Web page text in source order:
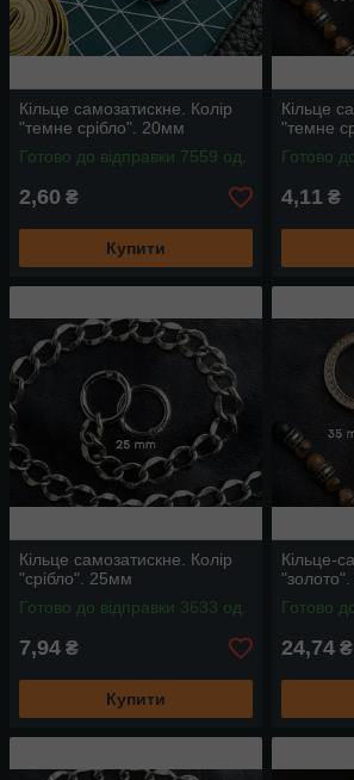
Кільце самозатискне. Колір
"темне срібло". 20мм
Готово до відправки 7559 од.
2,60 ₴
Купити
Кільце
"темне
Готово
4,11 ₴
Кільце самозатискне. Колір
"срібло". 25мм
Готово до відправки 3633 од.
7,94 ₴
Купити
Кільце-
Готово
24,74 ₴